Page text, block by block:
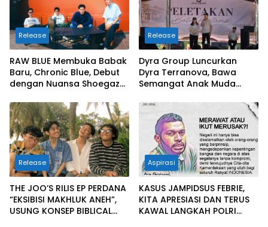
Release
RAW BLUE Membuka Babak
Baru, Chronic Blue, Debut
dengan Nuansa Shoegaze
Release
Dyra Group Luncurkan
Dyra Terranova, Bawa
Semangat Anak Muda
Properti Batam
Release
THE JOO’S RILIS EP PERDANA
“EKSIBISI MAKHLUK ANEH”,
USUNG KONSEP BIBLICAL
Aspirasi
KASUS JAMPIDSUS FEBRIE,
KITA APRESIASI DAN TERUS
KAWAL LANGKAH POLRI